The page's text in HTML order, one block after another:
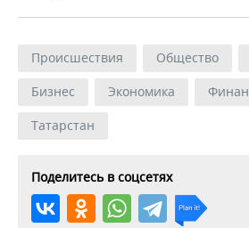
Происшествия Общество
Бизнес
Экономика
Татарстан
Поделитесь в соцсетях